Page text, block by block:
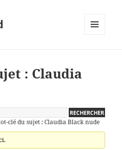
: Claudia
clé du sujet : Claudia Black nude